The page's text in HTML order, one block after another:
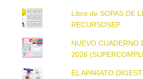
Libro de SOPAS DE
RECURSOSEP
NUEVO CUADERNO
2026
EL APARATO